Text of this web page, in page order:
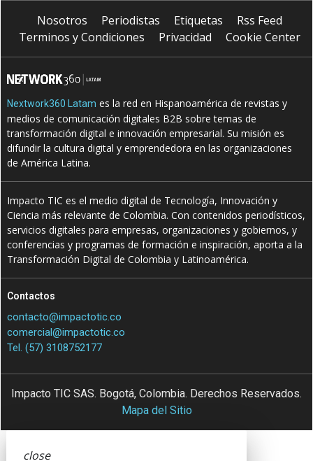
Nosotros Periodistas Etiquetas
Rss Feed
Terminos y Condiciones
Privacidad Cookie Center
Nextwork360 Latam es la red en Hispanoamérica de revistas y
medios de comunicación digitales B2B sobre temas de
transformación digital e innovación empresarial. Su misión es
difundir la cultura digital y emprendedora en las organizaciones
de América Latina.
Impacto TIC es el medio digital de Tecnología, Innovación y
Ciencia más relevante de Colombia. Con contenidos periodísticos,
servicios digitales para empresas, organizaciones y gobiernos, y
conferencias y programas de formación e inspiración, aporta a la
Transformación Digital de Colombia y Latinoamérica.
Contactos
contacto@impactotic.co
comercial@impactotic.co
Tel. (57) 3108752177
Impacto TIC SAS. Bogotá, Colombia. Derechos Reservados.
Mapa del Sitio
close